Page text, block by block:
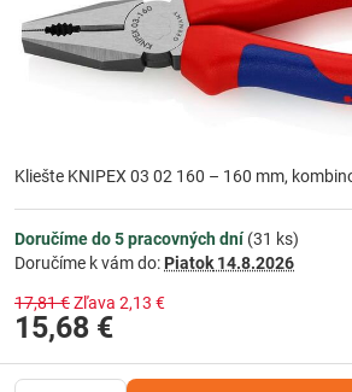
Kliešte KNIPEX 03 02 160 – 160 mm,
Doručíme do 5 pracovných dní(31 ks)
Doručíme k vám do: Piatok 14.8.2026
17,81 €Zľava 2,13 €
15,68 €